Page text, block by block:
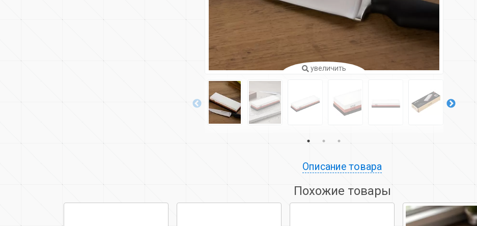
увеличить
Описание товара
Похожие товары